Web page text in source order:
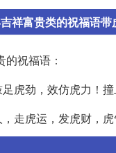
祥富贵类的祝福语带
祝福语：
虎劲，效仿虎力！
走虎运，发虎财，